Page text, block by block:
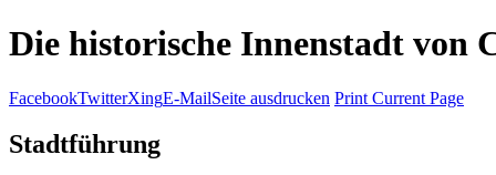
Die historische Innenstadt von
FacebookTwitterXingE-MailSeite ausdrucken Print Current Page
Stadtführung